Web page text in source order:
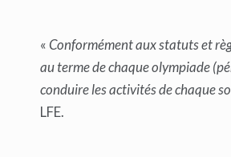
«Conformément aux statuts et
au terme de chaque olympiade
conduire les activités de chaque
LFE.